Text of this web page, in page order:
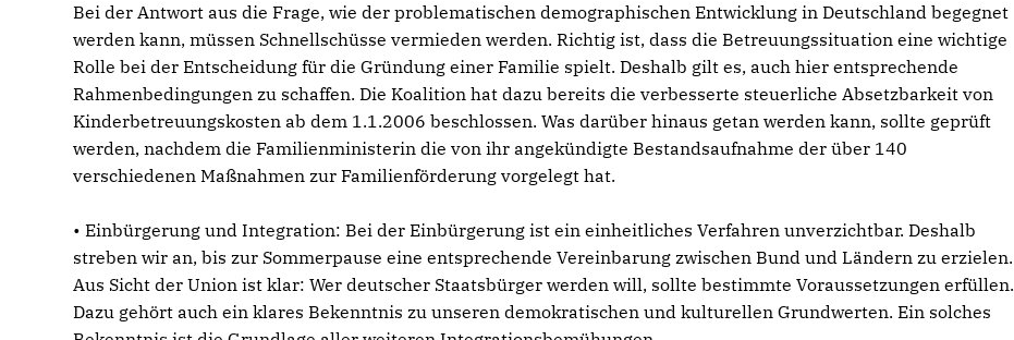
Bei der Antwort aus die Frage, wie der problematischen demographischen Entwicklung in Deutschland begegnet
werden kann, müssen Schnellschüsse vermieden werden. Richtig ist, dass die Betreuungssituation eine wichtige
Rolle bei der Entscheidung für die Gründung einer Familie spielt. Deshalb gilt es, auch hier entsprechende
Rahmenbedingungen zu schaffen. Die Koalition hat dazu bereits die verbesserte steuerliche Absetzbarkeit von
Kinderbetreuungskosten ab dem 1.1.2006 beschlossen. Was darüber hinaus getan werden kann, sollte geprüft
werden, nachdem die Familienministerin die von ihr angekündigte Bestandsaufnahme der über 140
verschiedenen Maßnahmen zur Familienförderung vorgelegt hat.
• Einbürgerung und Integration: Bei der Einbürgerung ist ein einheitliches Verfahren unverzichtbar. Deshalb
streben wir an, bis zur Sommerpause eine entsprechende Vereinbarung zwischen Bund und Ländern zu erzielen.
Aus Sicht der Union ist klar: Wer deutscher Staatsbürger werden will, sollte bestimmte Voraussetzungen erfüllen.
Dazu gehört auch ein klares Bekenntnis zu unseren demokratischen und kulturellen Grundwerten. Ein solches